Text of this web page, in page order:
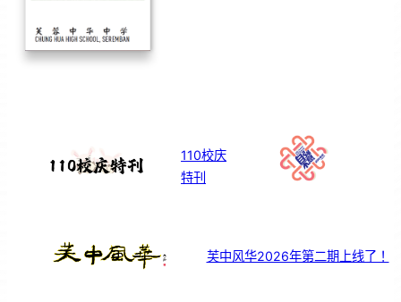
110校庆
特刊
芙中风华2026年第二期上线了！